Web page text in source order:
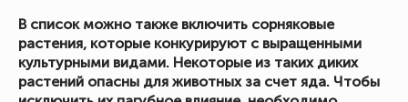
В список можно также включить сорняковые
растения, которые конкурируют с выращенными
культурными видами. Некоторые из таких диких
растений опасны для животных за счет яда. Чтобы